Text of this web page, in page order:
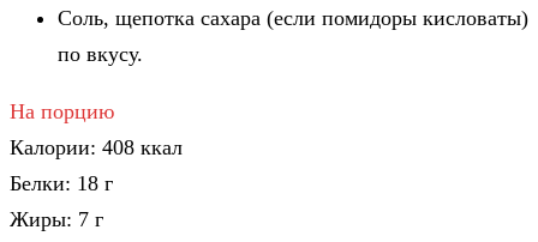
Соль, щепотка сахара (если помидоры кисловаты)
по вкусу.
На порцию
Калории: 408 ккал
Белки: 18 г
Жиры: 7 г